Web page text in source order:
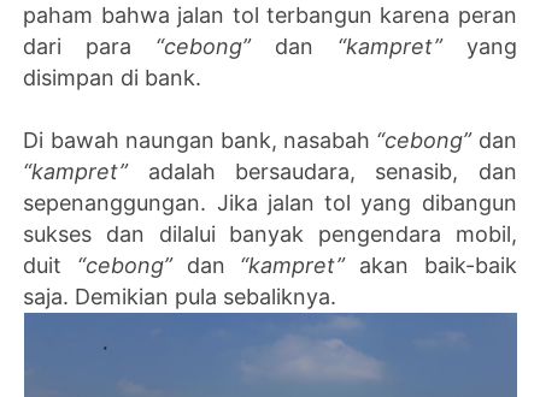
paham bahwa jalan tol terbangun karena peran
dari para “cebong”dan “kampret”yang
disimpan di bank.
Di bawah naungan bank, nasabah “cebong”dan
“kampret”adalah bersaudara, senasib, dan
sepenanggungan. Jika jalan tol yang dibangun
sukses dan dilalui banyak pengendara mobil,
duit “cebong”dan “kampret” akan baik-baik
saja. Demikian pula sebaliknya.